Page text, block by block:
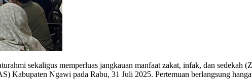
sekaligus memperluas jangkauan manfaat zakat, infak, dan
Kabupaten Ngawi pada Rabu, 31 Juli 2025. Pertemuan berlangsung